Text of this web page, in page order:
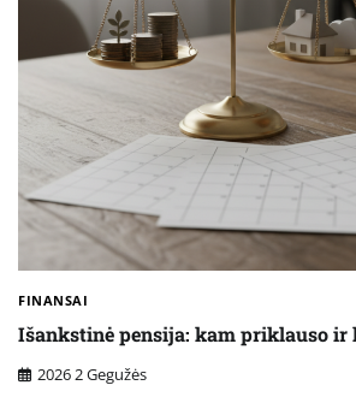
FINANSAI
Išankstinė pensija: kam priklauso ir
2026 2 Gegužės